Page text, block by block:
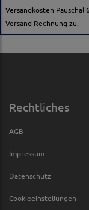
Versandkosten
Versand Rechnung zu.
Rechtliches
AGB
Impressum
Datenschutz
Cookieeinstellungen